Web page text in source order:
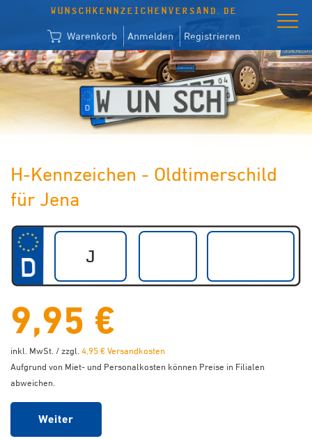
WUNSCHKENNZEICHENVERSAND.DE
Warenkorb Anmelden Registrieren
H-Kennzeichen - Oldtimerschild
für Jena
9,95 €
inkl. MwSt. / zzgl. 4,95 € Versandkosten
Aufgrund von Miet- und Personalkosten können Preise in Filialen
abweichen.
Weiter